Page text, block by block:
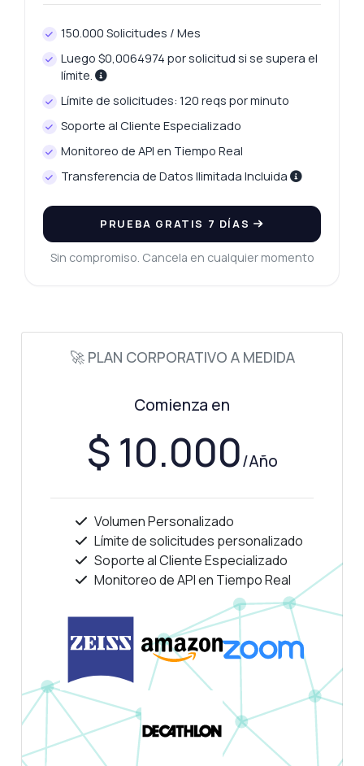
150.000 Solicitudes / Mes
Luego $0,0064974 por solicitud si se supera el
límite.
Límite de solicitudes: 120 reqs por minuto
Soporte al Cliente Especializado
Monitoreo de API en Tiempo Real
Transferencia de Datos Ilimitada Incluida
PRUEBA GRATIS 7 DÍAS
Sin compromiso. Cancela en cualquier momento
🚀 PLAN CORPORATIVO A MEDIDA
Comienza en
$ 10.000/Año
Volumen Personalizado
Límite de solicitudes personalizado
Soporte al Cliente Especializado
Monitoreo de API en Tiempo Real